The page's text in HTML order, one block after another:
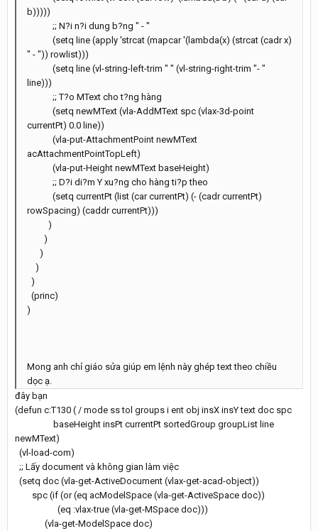
b)))))
;; N?i n?i dung b?ng " - "
(setq line (apply 'strcat (mapcar '(lambda(x) (strcat (cadr x)
" - ")) rowlist)))
(setq line (vl-string-left-trim " " (vl-string-right-trim "- "
line)))
;; T?o MText cho t?ng hàng
(setq newMText (vla-AddMText spc (vlax-3d-point
currentPt) 0.0 line))
(vla-put-AttachmentPoint newMText
acAttachmentPointTopLeft)
(vla-put-Height newMText baseHeight)
;; D?i di?m Y xu?ng cho hàng ti?p theo
(setq currentPt (list (car currentPt) (- (cadr currentPt)
rowSpacing) (caddr currentPt)))
)
)
)
)
)
(princ)
)
Mong anh chỉ giáo sửa giúp em lệnh này ghép text theo chiều
dọc ạ.
đây bạn
(defun c:T130 ( / mode ss tol groups i ent obj insX insY text doc spc
baseHeight insPt currentPt sortedGroup groupList line
newMText)
(vl-load-com)
;; Lấy document và không gian làm việc
(setq doc (vla-get-ActiveDocument (vlax-get-acad-object))
spc (if (or (eq acModelSpace (vla-get-ActiveSpace doc))
(eq :vlax-true (vla-get-MSpace doc)))
(vla-get-ModelSpace doc)